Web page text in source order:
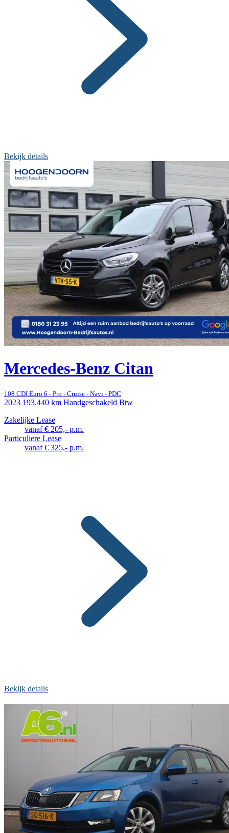
Bekijk details
Mercedes-Benz Citan
108 CDI Euro 6 - Pro - Cruise - Navi - PDC
2023 193.440 km Handgeschakeld Btw
Zakelijke Lease
vanaf € 205,- p.m.
Particuliere Lease
vanaf € 325,- p.m.
Bekijk details